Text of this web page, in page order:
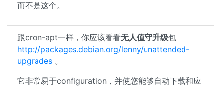
而不是这个。
跟cron-apt一样，你应该看看无人值守升级包
http://packages.debian.org/lenny/unattended-
upgrades 。
它非常易于configuration，并使您能够自动下载和应